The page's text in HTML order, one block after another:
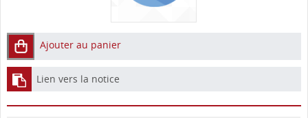
Ajouter au panier
Lien vers la notice